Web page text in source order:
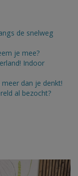
de snelweg
je mee?
Indoor
dan je denkt!
al bezocht?